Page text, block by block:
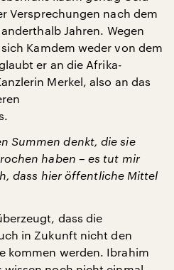
Versprechungen nach dem
Jahren. Wegen
Kamdem weder von dem
er an die Afrika-
Merkel, also an das
Summen denkt, die sie
haben – es tut mir
dass hier öffentliche Mittel
dass die
in Zukunft nicht den
kommen werden. Ibrahim